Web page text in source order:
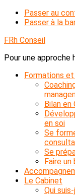
Passer au
Passer à la
FRh Conseil
Pour une approche
Formations
Bilan
en soi
Se
Se
Faire
Le Cabinet
Qui